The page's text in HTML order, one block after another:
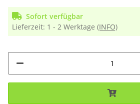
Sofort verfügbar
Lieferzeit: 1 - 2 Werktage (INFO)